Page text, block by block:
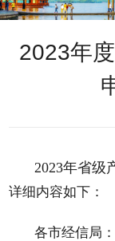
2023年
2023年省级
详细内容如下：
各市经信局：